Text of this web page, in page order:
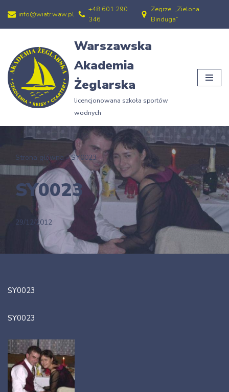
Przejdź
treści
info@wiatr.waw.pl
+48 601 290
346
Zegrze, „Zielona
Binduga”
Warszawska
Akademia
Żeglarska
licencjonowana szkoła sportów
wodnych
Strona główna »SY0023
SY0023
29/12/2012
SY0023
SY0023